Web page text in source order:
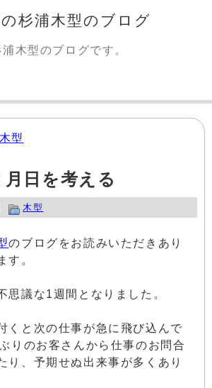
杉浦木型のブログ
木型のブログです。
木型
日を考える
木型
のブログをお読みいただきあり
す。
思議な1週間となりました。
くと次の仕事が急に飛び込んで
りのお客さんから仕事のお問合
り、予期せぬ出来事が多くあり